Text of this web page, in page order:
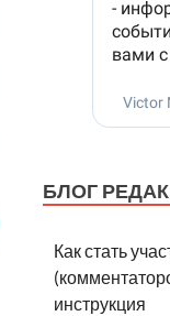
БЛОГ
Как стать
инструкция